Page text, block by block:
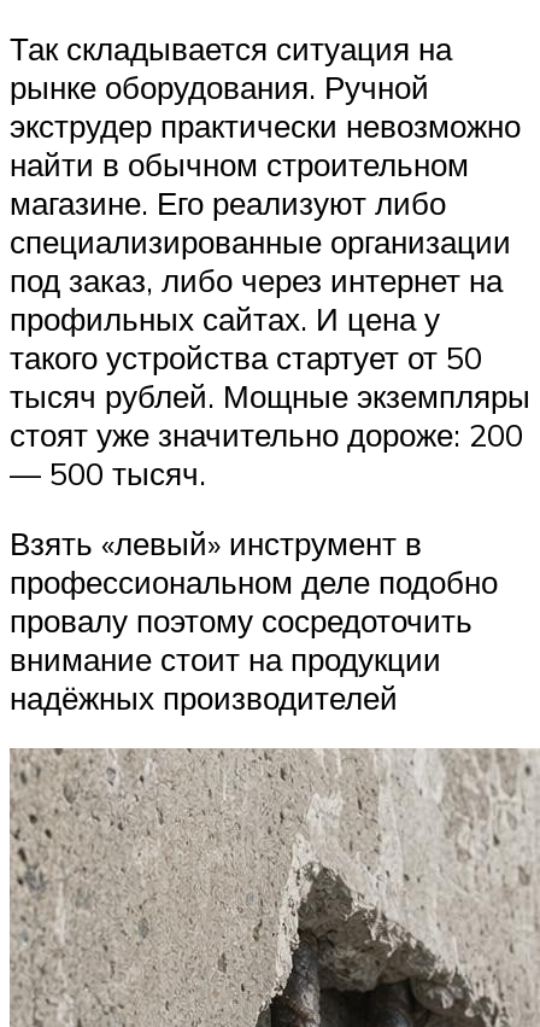
Так складывается ситуация на
рынке оборудования. Ручной
экструдер практически невозможно
найти в обычном строительном
магазине. Его реализуют либо
специализированные организации
под заказ, либо через интернет на
профильных сайтах. И цена у
такого устройства стартует от 50
тысяч рублей. Мощные экземпляры
стоят уже значительно дороже: 200
— 500 тысяч.
Взять «левый» инструмент в
профессиональном деле подобно
провалу поэтому сосредоточить
внимание стоит на продукции
надёжных производителей